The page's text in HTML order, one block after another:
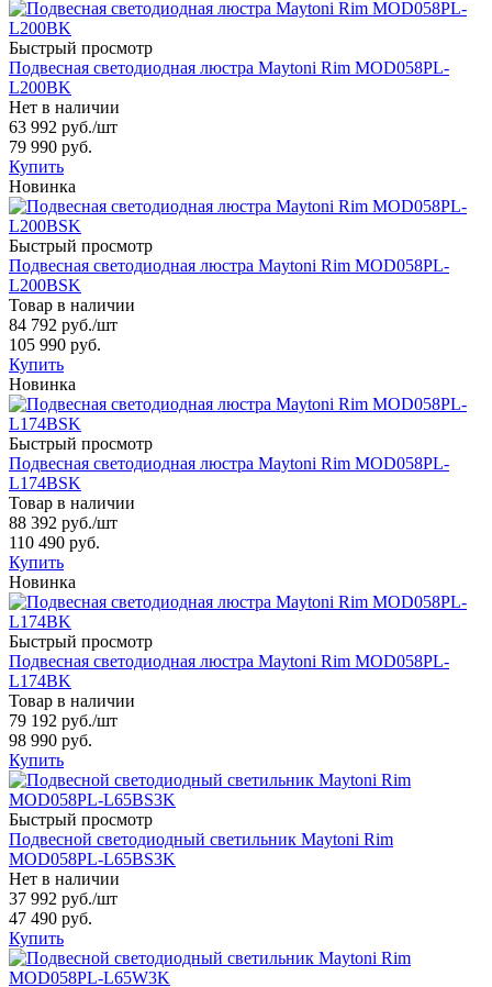
Быстрый просмотр
Подвесная светодиодная люстра Maytoni Rim MOD058PL-
L200BK
Нет в наличии
63 992 руб./шт
79 990 руб.
Купить
Новинка
Быстрый просмотр
Подвесная светодиодная люстра Maytoni Rim MOD058PL-
L200BSK
Товар в наличии
84 792 руб./шт
105 990 руб.
Купить
Новинка
Быстрый просмотр
Подвесная светодиодная люстра Maytoni Rim MOD058PL-
L174BSK
Товар в наличии
88 392 руб./шт
110 490 руб.
Купить
Новинка
Быстрый просмотр
Подвесная светодиодная люстра Maytoni Rim MOD058PL-
L174BK
Товар в наличии
79 192 руб./шт
98 990 руб.
Купить
Быстрый просмотр
Подвесной светодиодный светильник Maytoni Rim
MOD058PL-L65BS3K
Нет в наличии
37 992 руб./шт
47 490 руб.
Купить